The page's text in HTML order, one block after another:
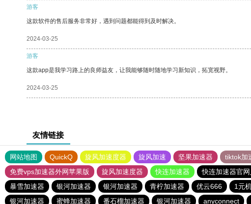
游客
这款软件的售后服务非常好，遇到问题都能得到及时解决。
2024-03-25
游客
这款app是我学习路上的良师益友，让我能够随时随地学习新知识，拓宽视野。
2024-03-25
友情链接
网站地图 QuickQ 旋风加速度器 旋风加速 坚果加速器 tiktok加
免费vps加速器外网苹果版
旋风加速度器 快连加速器 快连加速器官网
暴雪加速器
银河加速器 银河加速器 青柠加速器 优云666 1元
银河加速器
蜜蜂加速器 番石榴加速器 银河加速器 anyconnect